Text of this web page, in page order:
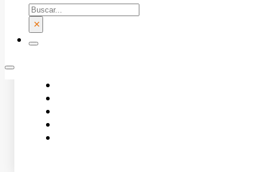
Buscar
×
Documentos relacionados:
Documento para afiliados